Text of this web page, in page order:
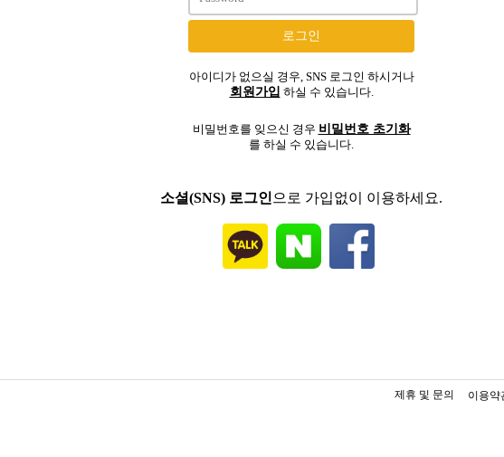
아이디가 없으실 경우, SNS 로그인 하시거나
회원가입 하실 수 있습니다.
비밀번호를 잊으신 경우 비밀번호 초기화
를 하실 수 있습니다.
소셜(SNS) 로그인 으로 가입없이 이용하세요.
이용약
제휴 및 문의